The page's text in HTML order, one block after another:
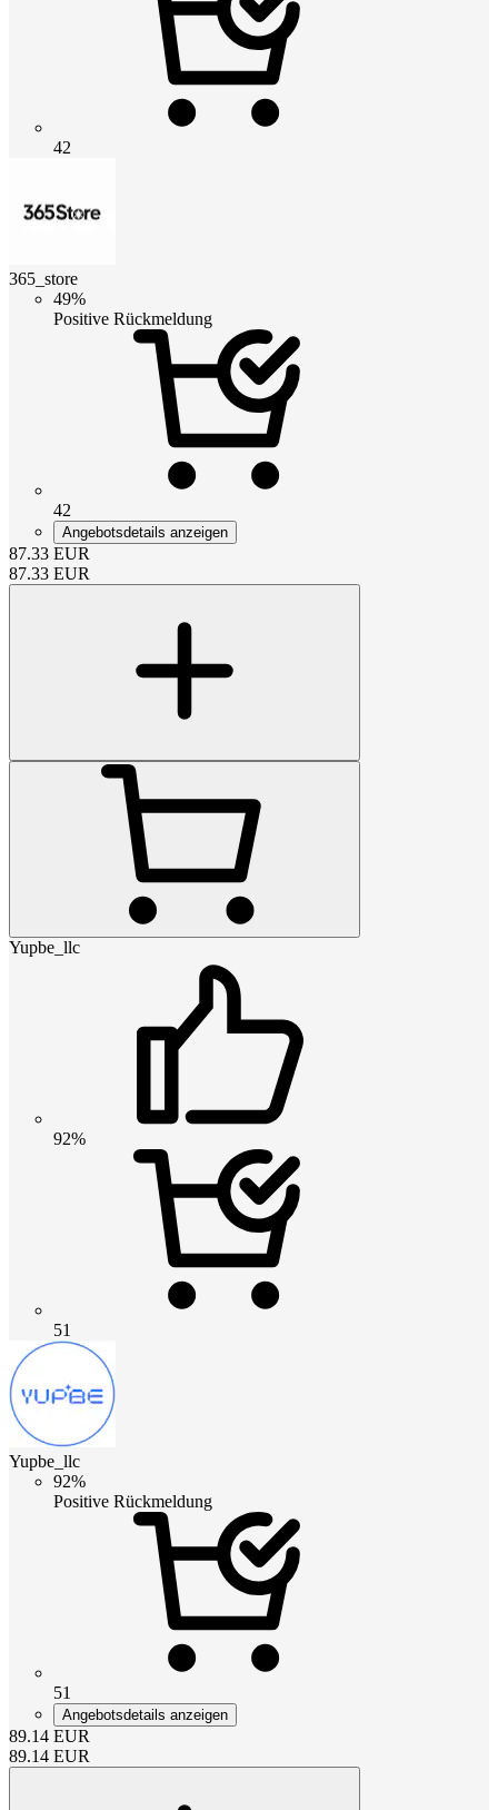
42
365_store
49%
Positive Rückmeldung
42
Angebotsdetails anzeigen
87.33 EUR
87.33 EUR
Yupbe_llc
92%
51
Yupbe_llc
92%
Positive Rückmeldung
51
Angebotsdetails anzeigen
89.14 EUR
89.14 EUR